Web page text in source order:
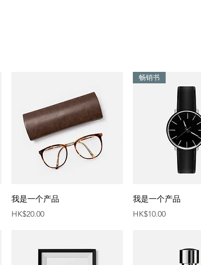
快速瀏覽
我是一个产品
價格
HK$20.00
快速瀏覽
畅销书
我是一个产品
價格
HK$10.00